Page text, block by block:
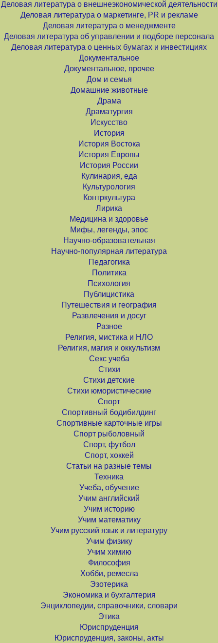
Деловая литература о внешнеэкономической деятельности
Деловая литература о маркетинге, PR и рекламе
Деловая литература о менеджменте
Деловая литература об управлении и подборе персонала
Деловая литература о ценных бумагах и инвестициях
Документальное
Документальное, прочее
Дом и семья
Домашние животные
Драма
Драматургия
Искусство
История
История Востока
История Европы
История России
Кулинария, еда
Культурология
Контркультура
Лирика
Медицина и здоровье
Мифы, легенды, эпос
Научно-образовательная
Научно-популярная литература
Педагогика
Политика
Психология
Публицистика
Путешествия и география
Развлечения и досуг
Разное
Религия, мистика и НЛО
Религия, магия и оккультизм
Секс учеба
Стихи
Стихи детские
Стихи юмористические
Спорт
Спортивный бодибилдинг
Спортивные карточные игры
Спорт рыболовный
Спорт, футбол
Спорт, хоккей
Статьи на разные темы
Техника
Учеба, обучение
Учим английский
Учим историю
Учим математику
Учим русский язык и литературу
Учим физику
Учим химию
Философия
Хобби, ремесла
Эзотерика
Экономика и бухгалтерия
Энциклопедии, справочники, словари
Этика
Юриспруденция
Юриспруденция, законы, акты